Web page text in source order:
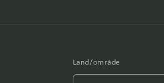
Land/område